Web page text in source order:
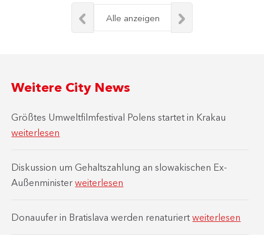
Alle anzeigen
Weitere City News
Größtes Umweltfilmfestival Polens startet in Krakau
weiterlesen
Diskussion um Gehaltszahlung an slowakischen Ex-
Außenministerweiterlesen
Donauufer in Bratislava werden renaturiertweiterlesen